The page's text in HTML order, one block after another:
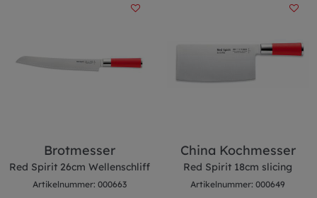
Brotmesser
Red Spirit 26cm Wellenschliff
Artikelnummer: 000663
China Kochmesser
Red Spirit 18cm slicing
Artikelnummer: 000649